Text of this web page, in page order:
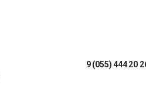
9 (055) 444 20